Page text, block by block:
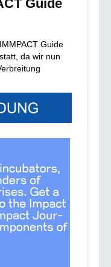
Guide
Guide
da wir nun